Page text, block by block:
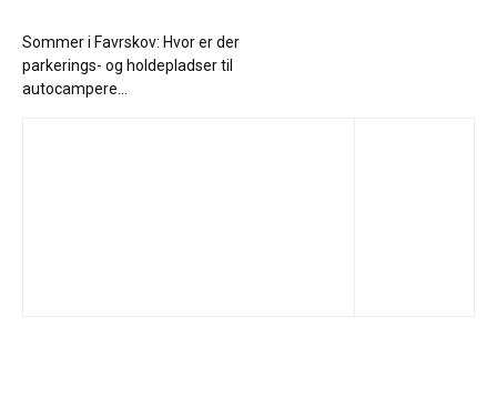
Sommer i Favrskov: Hvor er der
parkerings- og holdepladser til
autocampere...